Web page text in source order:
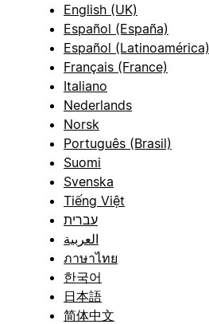
English (UK)
Español (España)
Español (Latinoamérica)
Français (France)
Italiano
Nederlands
Norsk
Português (Brasil)
Suomi
Svenska
Tiếng Việt
עברית
العربية
ภาษาไทย
한국어
日本語
简体中文